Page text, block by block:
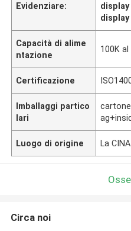
Evidenziare:
Capacità di alime
ntazione
100K
Certificazione
Imballaggi partico
lari
Luogo di origine La CINA
Circa noi